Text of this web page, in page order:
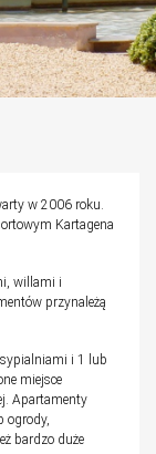
w 2006 roku.
Kartagena
willami i
przynależą
i 1 lub
miejsce
Apartamenty
ogrody,
bardzo duże